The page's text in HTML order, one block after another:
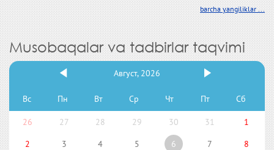
barcha yangiliklar ...
Musobaqalar va tadbirlar taqvimi
Август, 2026
Вс Пн Вт Ср Чт Пт Сб
26 27 28 29 30 31
1
2
3 4 5 6 7
8